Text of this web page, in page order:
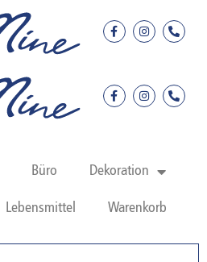
Büro Dekoration
Lebensmittel Warenkorb